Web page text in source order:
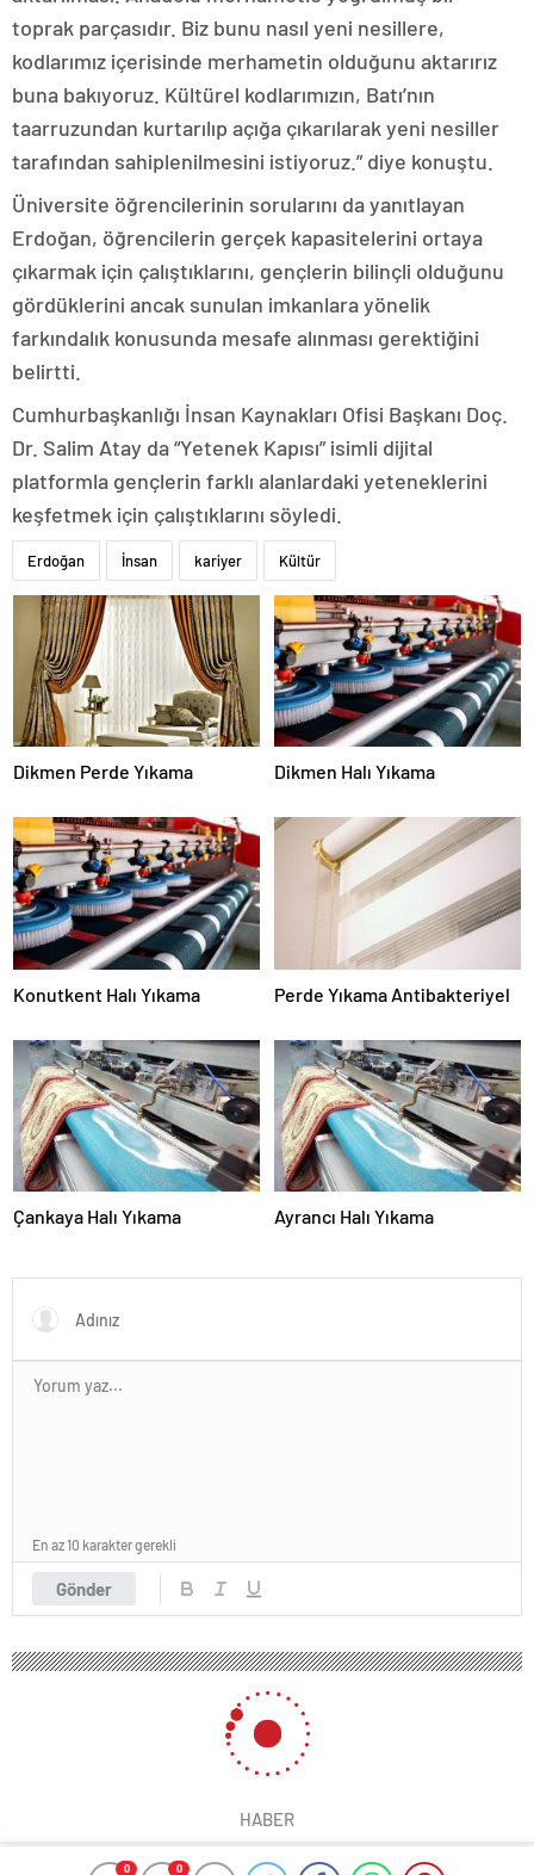
0 0
toprak parçasıdır. Biz bunu nasıl yeni nesillere,
kodlarımız içerisinde merhametin olduğunu aktarırız
buna bakıyoruz. Kültürel kodlarımızın, Batı’nın
taarruzundan kurtarılıp açığa çıkarılarak yeni nesiller
tarafından sahiplenilmesini istiyoruz.” diye konuştu.
Üniversite öğrencilerinin sorularını da yanıtlayan
Erdoğan, öğrencilerin gerçek kapasitelerini ortaya
çıkarmak için çalıştıklarını, gençlerin bilinçli olduğunu
gördüklerini ancak sunulan imkanlara yönelik
farkındalık konusunda mesafe alınması gerektiğini
belirtti.
Cumhurbaşkanlığı İnsan Kaynakları Ofisi Başkanı Doç.
Dr. Salim Atay da “Yetenek Kapısı” isimli dijital
platformla gençlerin farklı alanlardaki yeteneklerini
keşfetmek için çalıştıklarını söyledi.
Erdoğan İnsan kariyer Kültür
Dikmen Perde Yıkama Dikmen Halı Yıkama
Konutkent Halı Yıkama Perde Yıkama Antibakteriyel
Çankaya Halı Yıkama Ayrancı Halı Yıkama
Gönder
En az 10 karakter gerekli
HABER